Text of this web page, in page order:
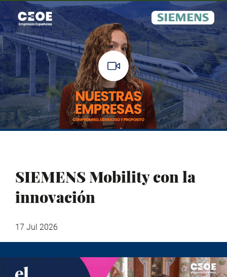
SIEMENS Mobility con la
innovación
17 Jul 2026